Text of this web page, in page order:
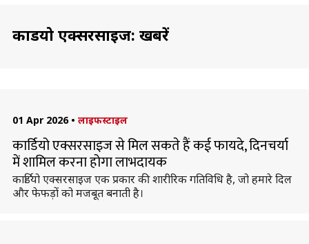
कार्डियो एक्सरसाइज: खबरें
01 Apr 2026 • लाइफस्टाइल
कार्डियो एक्सरसाइज से मिल सकते हैं कई फायदे, दिनचर्या
में शामिल करना होगा लाभदायक
कार्डियो एक्सरसाइज एक प्रकार की शारीरिक गतिविधि है, जो हमारे दिल
और फेफड़ों को मजबूत बनाती है।